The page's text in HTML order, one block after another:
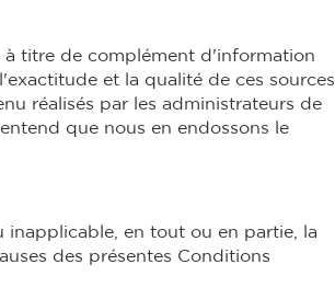
à titre de complément d'information
et la qualité de ces sources.
réalisés par les administrateurs de
que nous en endossons le
inapplicable, en tout ou en partie, la
des présentes Conditions